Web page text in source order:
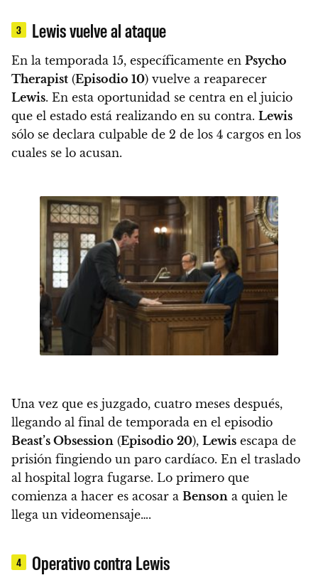
3 Lewis vuelve al ataque
En la temporada 15, específicamente en Psycho
Therapist (Episodio 10) vuelve a reaparecer
Lewis. En esta oportunidad se centra en el juicio
que el estado está realizando en su contra. Lewis
sólo se declara culpable de 2 de los 4 cargos en los
cuales se lo acusan.
Una vez que es juzgado, cuatro meses después,
llegando al final de temporada en el episodio
Beast’s Obsession (Episodio 20), Lewis escapa de
prisión fingiendo un paro cardíaco. En el traslado
al hospital logra fugarse. Lo primero que
comienza a hacer es acosar a Benson a quien le
llega un videomensaje….
4 Operativo contra Lewis